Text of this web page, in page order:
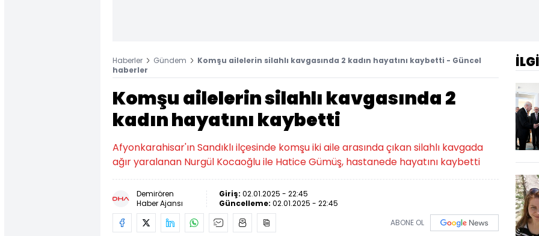
Haberler Gündem
Komşu ailelerin silahlı kavgasında 2 kadın hayatını kaybetti - Güncel
haberler
Komşu ailelerin silahlı kavgasında 2
kadın hayatını kaybetti
Afyonkarahisar'ın Sandıklı ilçesinde komşu iki aile arasında çıkan silahlı kavgada
ağır yaralanan Nurgül Kocaoğlu ile Hatice Gümüş, hastanede hayatını kaybetti
Demirören
Haber Ajansı
Giriş: 02.01.2025 - 22:45
Güncelleme: 02.01.2025 - 22:45
ABONE OL